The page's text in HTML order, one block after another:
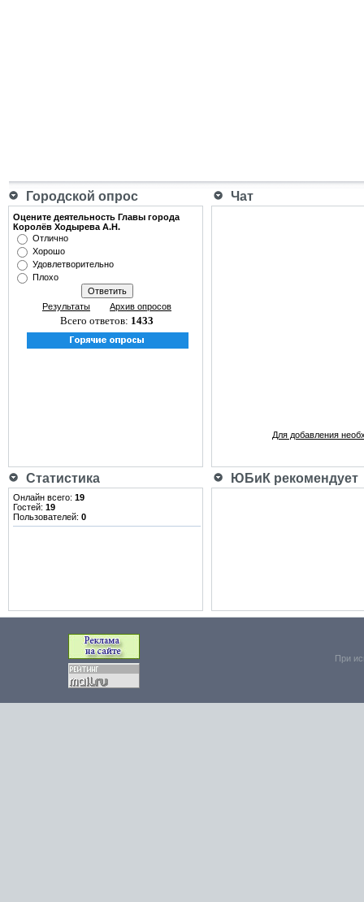
Городской опрос Чат
Оцените деятельность Главы города
Королёв Ходырева А.Н.
Отлично
Хорошо
Удовлетворительно
Плохо
Результаты Архив опросов
Всего ответов: 1433
Для добавления
Статистика ЮБиК рекомендует
Онлайн всего: 19
Гостей: 19
Пользователей: 0
При